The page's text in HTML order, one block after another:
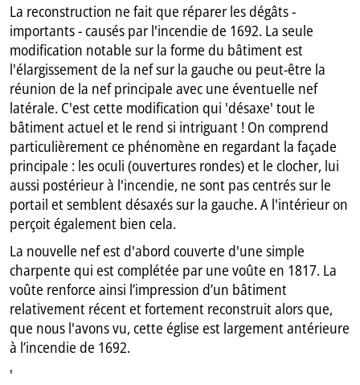
La reconstruction ne fait que réparer les dégâts -
importants - causés par l'incendie de 1692. La seule
modification notable sur la forme du bâtiment est
l'élargissement de la nef sur la gauche ou peut-être la
réunion de la nef principale avec une éventuelle nef
latérale. C'est cette modification qui 'désaxe' tout le
bâtiment actuel et le rend si intriguant ! On comprend
particulièrement ce phénomène en regardant la façade
principale : les oculi (ouvertures rondes) et le clocher, lui
aussi postérieur à l'incendie, ne sont pas centrés sur le
portail et semblent désaxés sur la gauche. A l'intérieur on
perçoit également bien cela.
La nouvelle nef est d'abord couverte d'une simple
charpente qui est complétée par une voûte en 1817. La
voûte renforce ainsi l’impression d’un bâtiment
relativement récent et fortement reconstruit alors que,
que nous l'avons vu, cette église est largement antérieure
à l’incendie de 1692.
'